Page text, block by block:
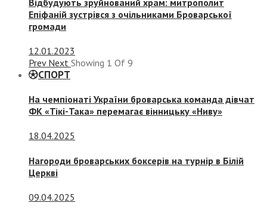
Епіфаній зустрівся з очільниками Броварської
громади
12.01.2023
Prev Next Showing 1 Of 9
СПОРТ
На чемпіонаті України броварська команда дівчат
ФК «Тікі-Така» перемагає вінницьку «Ниву»
18.04.2025
Нагороди броварських боксерів на турнір в Білій
Церкві
09.04.2025